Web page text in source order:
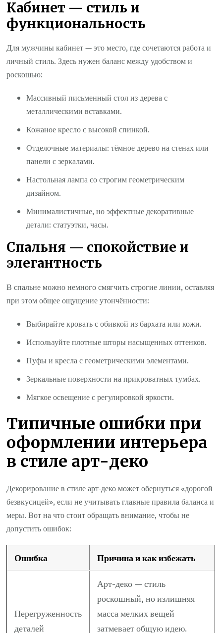
Кабинет — стиль и
функциональность
Для мужчины кабинет — это место, где сочетаются работа и
личный стиль. Здесь нужен баланс между удобством и
роскошью:
Массивный письменный стол из дерева с
металлическими вставками.
Кожаное кресло с высокой спинкой.
Отделочные материалы: тёмное дерево на стенах или
панели с зеркалами.
Настольная лампа со строгим геометрическим
дизайном.
Минималистичные, но эффектные декоративные
детали: статуэтки, часы.
Спальня — спокойствие и
элегантность
В спальне можно немного смягчить строгие линии, оставляя
при этом общее ощущение утончённости:
Выбирайте кровать с обивкой из бархата или кожи.
Используйте плотные шторы насыщенных оттенков.
Пуфы и кресла с геометрическими элементами.
Зеркальные поверхности на прикроватных тумбах.
Мягкое освещение с регулировкой яркости.
Типичные ошибки при
оформлении интерьера
в стиле арт-деко
Декорирование в стиле арт-деко может обернуться «дорогой
безвкусицей», если не учитывать главные правила баланса и
меры. Вот на что стоит обращать внимание, чтобы не
допустить ошибок:
Ошибка Причина и как избежать
Перегруженность
деталей
Арт-деко — стиль
роскошный, но излишняя
масса мелких вещей
затмевает общую идею.